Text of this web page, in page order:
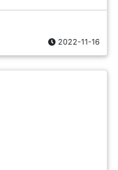
2022-11-16